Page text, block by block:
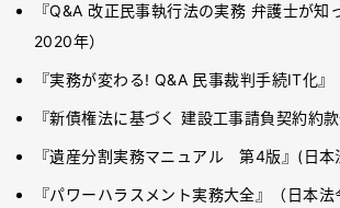
『Q&A 改正民事執行法の実務 弁護士が知
2020年）
『実務が変わる! Q&A 民事裁判手続IT化』
『新債権法に基づく 建設工事請負契約約
『遺産分割実務マニュアル 第4版』(日本
『パワーハラスメント実務大全』（日本法